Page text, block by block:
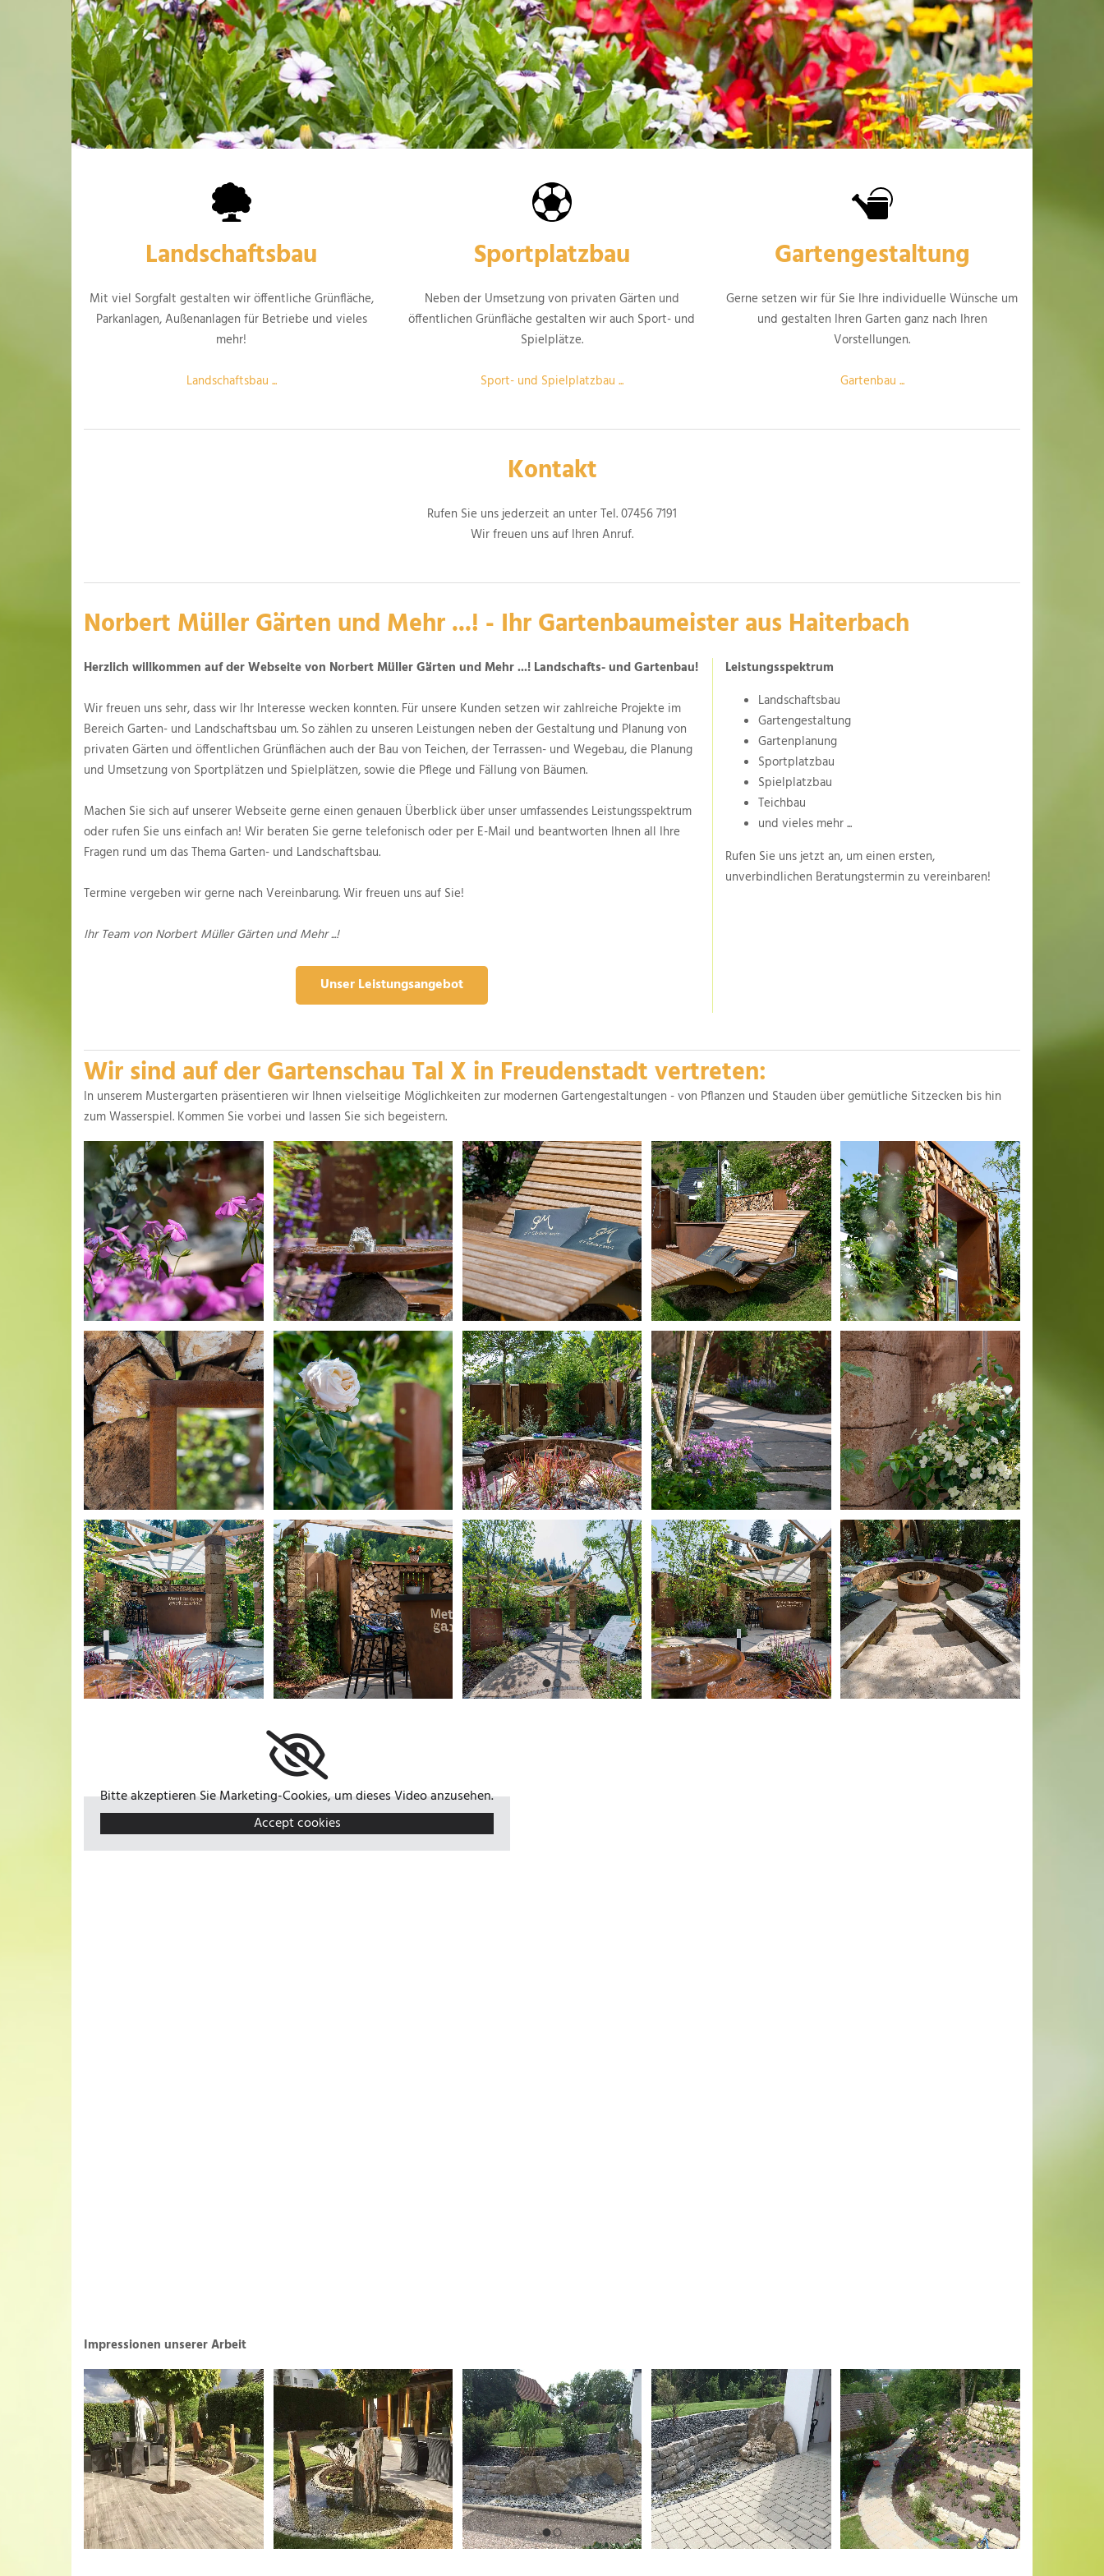
Landschaftsbau
Mit viel Sorgfalt gestalten wir öffentliche Grünfläche,
Parkanlagen, Außenanlagen für Betriebe und vieles
mehr!
Landschaftsbau ...
Sportplatzbau
Neben der Umsetzung von privaten Gärten und
öffentlichen Grünfläche gestalten wir auch Sport- und
Spielplätze.
Sport- und Spielplatzbau ...
Gartengestaltung
Gerne setzen wir für Sie Ihre individuelle Wünsche um
und gestalten Ihren Garten ganz nach Ihren
Vorstellungen.
Gartenbau ...
Kontakt
Rufen Sie uns jederzeit an unter Tel.07456 7191
Wir freuen uns auf Ihren Anruf.
Norbert Müller Gärten und Mehr ...! - Ihr Gartenbaumeister aus Haiterbach
Herzlich willkommen auf der Webseite von Norbert Müller Gärten und Mehr ...! Landschafts- und Gartenbau!
Wir freuen uns sehr, dass wir Ihr Interesse wecken konnten. Für unsere Kunden setzen wir zahlreiche Projekte im
Bereich Garten- und Landschaftsbau um. So zählen zu unseren Leistungen neben der Gestaltung und Planung von
privaten Gärten und öffentlichen Grünflächen auch der Bau von Teichen, der Terrassen- und Wegebau, die Planung
und Umsetzung von Sportplätzen und Spielplätzen, sowie die Pflege und Fällung von Bäumen.
Machen Sie sich auf unserer Webseite gerne einen genauen Überblick über unser umfassendes Leistungsspektrum
oder rufen Sie uns einfach an! Wir beraten Sie gerne telefonisch oder per E-Mail und beantworten Ihnen all Ihre
Fragen rund um das Thema Garten- und Landschaftsbau.
Termine vergeben wir gerne nach Vereinbarung. Wir freuen uns auf Sie!
Ihr Team von Norbert Müller Gärten und Mehr ...!
Unser Leistungsangebot
Leistungsspektrum
Landschaftsbau
Gartengestaltung
Gartenplanung
Sportplatzbau
Spielplatzbau
Teichbau
und vieles mehr ...
Rufen Sie uns jetzt an, um einen ersten,
unverbindlichen Beratungstermin zu vereinbaren!
Wir sind auf der Gartenschau Tal X in Freudenstadt vertreten:
In unserem Mustergarten präsentieren wir Ihnen vielseitige Möglichkeiten zur modernen Gartengestaltungen - von Pflanzen und Stauden über gemütliche Sitzecken bis hin
zum Wasserspiel. Kommen Sie vorbei und lassen Sie sich begeistern.
Bitte akzeptieren Sie Marketing-Cookies, um dieses Video anzusehen.
Accept cookies
Impressionen unserer Arbeit